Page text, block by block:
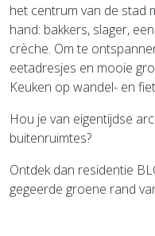
het centrum van de stad
hand: bakkers, slager,
crèche. Om te
eetadresjes en mooie
Keuken op wandel- en
Hou je van eigentijdse
buitenruimtes?
Ontdek dan residentie
gegeerde groene rand